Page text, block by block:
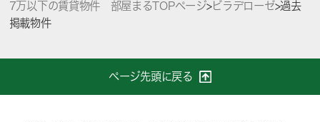
7万以下の賃貸物件 部屋まるTOPページ>ビラデローゼ>過去
掲載物件
ページ先頭に戻る